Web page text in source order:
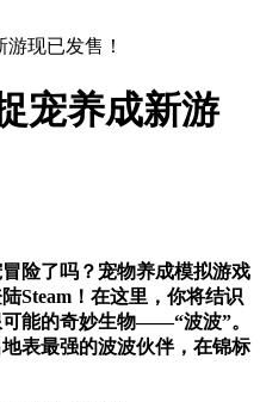
游现已发售！
宠养成新游
险了吗？宠物养成模拟游戏
Steam！在这里，你将结识
能的奇妙生物——“波波”。
表最强的波波伙伴，在锦标